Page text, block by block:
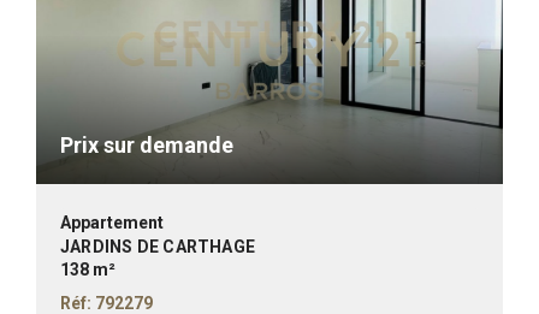
Prix sur demande
Appartement
JARDINS DE CARTHAGE
138 m²
Réf: 792279